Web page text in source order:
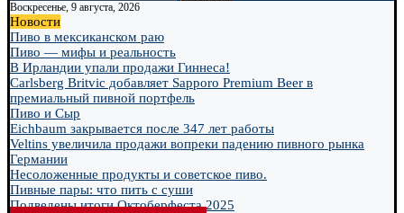
Воскресенье, 9 августа, 2026
Новости
Пиво в мексиканском раю
Пиво — мифы и реальность
В Ирландии упали продажи Гиннеса!
Carlsberg Britvic добавляет Sapporo Premium Beer в
премиальный пивной портфель
Пиво и Сыр
Eichbaum закрывается после 347 лет работы
Veltins увеличила продажи вопреки падению пивного рынка
Германии
Несоложенные продукты и советское пиво.
Пивные пары: что пить с суши
Подведены итоги Октоберфеста 2025